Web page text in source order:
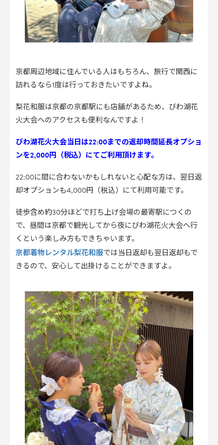
京都周辺地域に住んでいる人はもちろん、旅行で関西に
訪れるなら1度は行っておきたいですよね。
梨花和服は京都の京都駅にも店舗があるため、びわ湖花
火大会へのアクセスも便利なんですよ！
びわ湖花火大会当日は22:00までの返却時間延長オプショ
ンを2,000円（税込）にてご利用頂けます。
22:00に間に合わないかもしれないと心配な方は、翌日返
却オプションも4,000円（税込）にて利用可能です。
徒歩含め約30分ほどで打ち上げ会場の最寄駅につくの
で、昼間は京都で観光してから夜にびわ湖花火大会へ行
くという楽しみ方もできちゃいます。
京都着物レンタル梨花和服では当日返却も翌日返却もで
きるので、安心して出掛けることができますよ。